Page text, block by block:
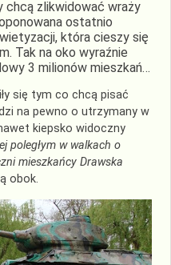
chcą zlikwidować wraży
ostatnio
która cieszy się
Tak na oko wyraźnie
3 milionów mieszkań…
się tym co chcą pisać
na pewno o utrzymany w
kiepsko widoczny
poległym w walkach o
mieszkańcy Drawska
obok.